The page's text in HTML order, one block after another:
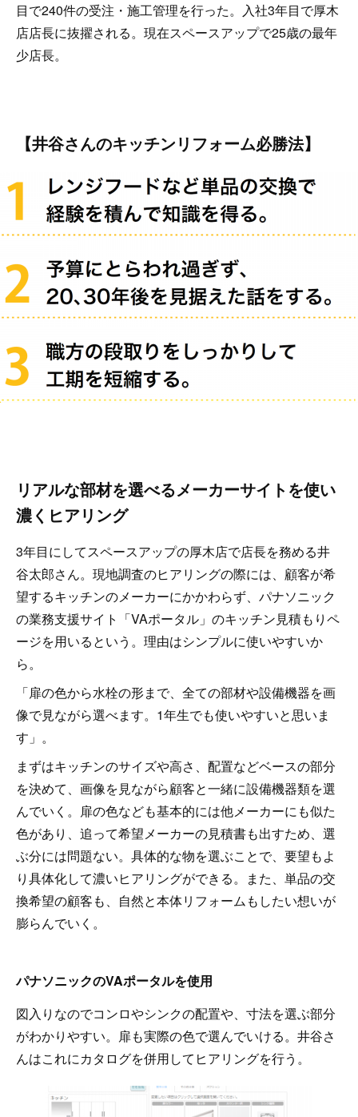
目で240件の受注・施工管理を行った。入社3年目で厚木
店店長に抜擢される。現在スペースアップで25歳の最年
少店長。
【井谷さんのキッチンリフォーム必勝法】
リアルな部材を選べるメーカーサイトを使い
濃くヒアリング
3年目にしてスペースアップの厚木店で店長を務める井
谷太郎さん。現地調査のヒアリングの際には、顧客が希
望するキッチンのメーカーにかかわらず、パナソニック
の業務支援サイト「VAポータル」のキッチン見積もりペ
ージを用いるという。理由はシンプルに使いやすいか
ら。
「扉の色から水栓の形まで、全ての部材や設備機器を画
像で見ながら選べます。1年生でも使いやすいと思いま
す」。
まずはキッチンのサイズや高さ、配置などベースの部分
を決めて、画像を見ながら顧客と一緒に設備機器類を選
んでいく。扉の色なども基本的には他メーカーにも似た
色があり、追って希望メーカーの見積書も出すため、選
ぶ分には問題ない。具体的な物を選ぶことで、要望もよ
り具体化して濃いヒアリングができる。また、単品の交
換希望の顧客も、自然と本体リフォームもしたい想いが
膨らんでいく。
パナソニックのVAポータルを使用
図入りなのでコンロやシンクの配置や、寸法を選ぶ部分
がわかりやすい。扉も実際の色で選んでいける。井谷さ
んはこれにカタログを併用してヒアリングを行う。